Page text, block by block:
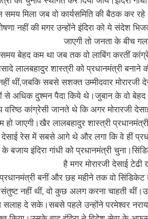
मिला जब वो कार्यसमिति की बैठक कर
नहीं की मगर उन्होंने इंदिरा को ये संदेश
जाएगी तो जनता के बीच
समय बेहद कम था जब तक वो लाबिंग करतीं
लालबहादुर शास्त्री को प्रधानमंत्री बनाने
थीं,जबकि सबसे सशक्त उम्मीदवार मोरारजी
से अधिक दुश्मन पैदा किये थे।जुबान के वो
कांग्रेसी जानते थे कि अगर मोरारजी
जाएगी।खैर लालबहादुर शास्त्री
देसाई रेस में सबसे आगे थे और लगा कि वे हीं
के बजाय इंदिरा गांधी को प्रधानमंत्री
है मगर मोरारजी देसाई
प्रधानमंत्री बनीं और छह महीने तक वो
नहीं थीं, वो कुछ अलग करना चाहती
दे सके।सबसे पहले उन्होंने परमेश्वर